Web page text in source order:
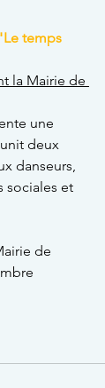
temps
la Mairie de
une
deux
danseurs,
sociales et
de